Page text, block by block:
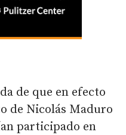
de que en efecto
de Nicolás Maduro
participado en